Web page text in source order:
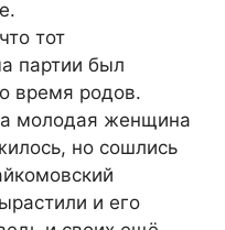
тот
партии был
время родов.
а молодая женщина
но сошлись
и его